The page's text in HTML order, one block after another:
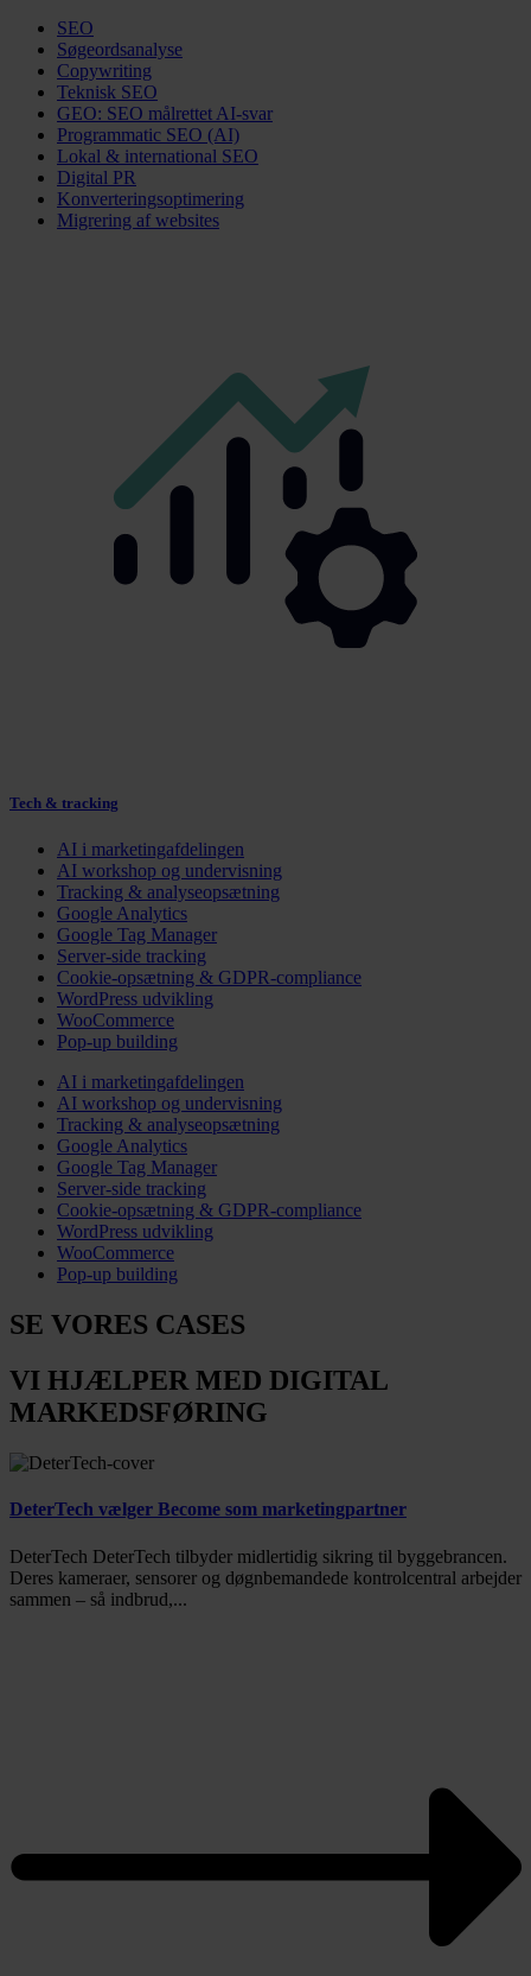
SEO
Søgeordsanalyse
Copywriting
Teknisk SEO
GEO: SEO målrettet AI-svar
Programmatic SEO (AI)
Lokal & international SEO
Digital PR
Konverteringsoptimering
Migrering af websites
Tech & tracking
AI i marketingafdelingen
AI workshop og undervisning
Tracking & analyseopsætning
Google Analytics
Google Tag Manager
Server-side tracking
Cookie-opsætning & GDPR-compliance
WordPress udvikling
WooCommerce
Pop-up building
AI i marketingafdelingen
AI workshop og undervisning
Tracking & analyseopsætning
Google Analytics
Google Tag Manager
Server-side tracking
Cookie-opsætning & GDPR-compliance
WordPress udvikling
WooCommerce
Pop-up building
SE VORES CASES
VI HJÆLPER MED DIGITAL
MARKEDSFØRING
DeterTech vælger Become som marketingpartner
DeterTech DeterTech tilbyder midlertidig sikring til byggebrancen.
Deres kameraer, sensorer og døgnbemandede kontrolcentral arbejder
sammen – så indbrud,...